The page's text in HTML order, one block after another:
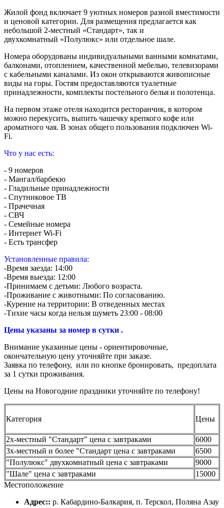
Жилой фонд включает 9 уютных номеров разной вместимости
и ценовой категории. Для размещения предлагается как
небольшой 2-местный «Стандарт», так и
двухкомнатный «Полулюкс» или отдельное шале.
Номера оборудованы индивидуальными ванными комнатами,
балконами, отоплением, качественной мебелью, телевизорами
с кабельными каналами. Из окон открываются живописные
виды на горы. Гостям предоставляются туалетные
принадлежности, комплекты постельного белья и полотенца.
На первом этаже отеля находится ресторанчик, в котором
можно перекусить, выпить чашечку крепкого кофе или
ароматного чая. В зонах общего пользования подключен Wi-
Fi.
Что у нас есть:
- 9 номеров
- Мангал/барбекю
- Гладильные принадлежности
- Спутниковое ТВ
- Прачечная
- СВЧ
- Семейные номера
- Интернет Wi-Fi
- Есть трансфер
Установленные правила:
-Время заезда: 14:00
-Время выезда: 12:00
-Принимаем с детьми: Любого возраста.
-Проживание с животными: По согласованию.
-Курение на территории: В отведенных местах
-Тихие часы когда нельзя шуметь 23:00 - 08:00
Цены указаны за номер в сутки .
Внимание указанные цены - ориентировочные,
окончательную цену уточняйте при заказе.
Заявка по телефону, или по кнопке бронировать, предоплата
за 1 сутки проживания.
Цены на Новогодние праздники уточняйте по телефону!
Категория Цены
2х-местный "Стандарт" цена с завтраками
6000
3х-местный и более "Стандарт цена с завтраками
6500
"Полулюкс" двухкомнатный цена с завтраками
9000
"Шале" цена с завтраками
15000
Местоположение
Адрес:: р. Кабардино-Балкария, п. Терскол, Поляна Азау